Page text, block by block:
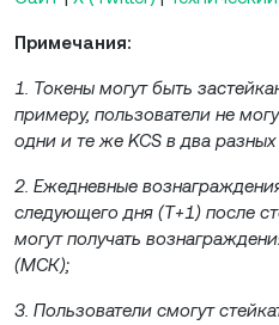
Примечания:
1. Токены могут быть
примеру, пользователи не
одни и те же KCS в два разных
2. Ежедневные
следующего дня (T+1) после
могут получать
(МСК);
3. Пользователи смогут